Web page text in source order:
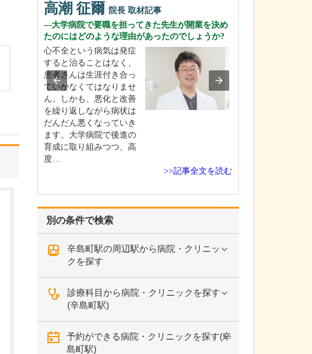
別の条件で検索
辛島町駅の周辺駅から病院・クリニッ
クを探す
診療科目から病院・クリニックを探す
(辛島町駅)
予約ができる病院・クリニックを探す(辛
島町駅)
高潮 征爾 院長 取材記事
大学病院で要職を担ってきた先生が開業を決め
たのにはどのような理由があったのでしょうか?
心不全という病気は発症
すると治ることはなく、
患者さんは生涯付き合っ
ていかなくてはなりませ
ん。しかも、悪化と改善
を繰り返しながら病状は
だんだん悪くなっていき
ます。大学病院で後進の
育成に取り組みつつ、高
度…
>>記事全文を読む